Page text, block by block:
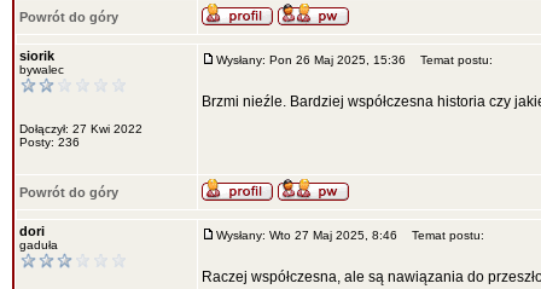
Powrót do góry
siorik
bywalec
Dołączył: 27 Kwi 2022
Posty: 236
Wysłany: Pon 26 Maj 2025, 15:36 Temat postu:
Brzmi nieźle. Bardziej współczesna historia czy
Powrót do góry
dori
gaduła
Wysłany: Wto 27 Maj 2025, 8:46 Temat postu:
Raczej współczesna, ale są nawiązania do